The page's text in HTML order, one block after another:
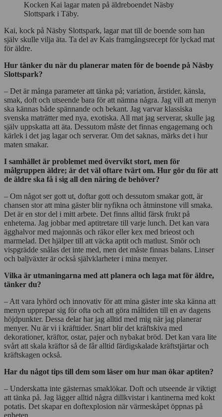
Kocken Kai lagar maten på äldreboendet Näsby
Slottspark i Täby.
Kai, kock på Näsby Slottspark, lagar mat till de boende som han
själv skulle vilja äta. Ta del av Kais framgångsrecept för lyckad mat
för äldre.
Hur tänker du när du planerar maten för de boende på Näsby
Slottspark?
– Det är många parameter att tänka på; variation, årstider, känsla,
smak, doft och utseende bara för att nämna några. Jag vill att menyn
ska kännas både spännande och bekant. Jag varvar klassiska
svenska maträtter med nya, exotiska. All mat jag serverar, skulle jag
själv uppskatta att äta. Dessutom måste det finnas engagemang och
kärlek i det jag lagar och serverar. Om det saknas, märks det i hur
maten smakar.
I samhället är problemet med övervikt stort, men för
målgruppen äldre; är det väl oftare tvärt om. Hur gör du för att
de äldre ska få i sig all den näring de behöver?
– Om något ser gott ut, doftar gott och dessutom smakar gott, är
chansen stor att mina gäster blir nyfikna och åtminstone vill smaka.
Det är en stor del i mitt arbete. Det finns alltid färsk frukt på
enheterna. Jag jobbar med aptitretare till varje lunch. Det kan vara
ägghalvor med majonnäs och räkor eller kex med brieost och
marmelad. Det hjälper till att väcka aptit och matlust. Smör och
vispgrädde snålas det inte med, men det måste finnas balans. Linser
och baljväxter är också självklarheter i mina menyer.
Vilka är utmaningarna med att planera och laga mat för äldre,
tänker du?
– Att vara lyhörd och innovativ för att mina gäster inte ska känna att
menyn upprepar sig för ofta och att göra måltiden till en av dagens
höjdpunkter. Dessa delar har jag alltid med mig när jag planerar
menyer. Nu är vi i kräfttider. Snart blir det kräftskiva med
dekorationer, kräftor, ostar, pajer och nybakat bröd. Det kan vara lite
svårt att skala kräftor så de får alltid färdigskalade kräftstjärtar och
kräftskagen också.
Har du något tips till dem som läser om hur man ökar aptiten?
– Underskatta inte gästernas smaklökar. Doft och utseende är viktigt
att tänka på. Jag lägger alltid några dillkvistar i kantinerna med kokt
potatis. Det skapar en doftexplosion när värmeskåpet öppnas på